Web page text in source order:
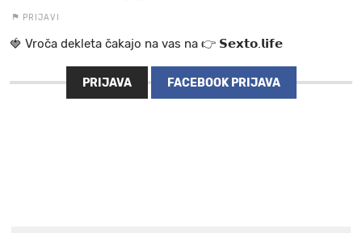
PRIJAVI
🍓 V r o č a d e k l e t a ča k a jo na va s n a 👉 𝗦𝗲𝘅𝘁𝗼.𝗹𝗶𝗳𝗲
PRIJAVA FACEBOOK PRIJAVA